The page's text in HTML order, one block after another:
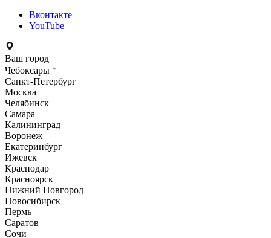
Вконтакте
YouTube
Ваш город
Чебоксары
Санкт-Петербург
Москва
Челябинск
Самара
Калининград
Воронеж
Екатеринбург
Ижевск
Краснодар
Красноярск
Нижний Новгород
Новосибирск
Пермь
Саратов
Сочи